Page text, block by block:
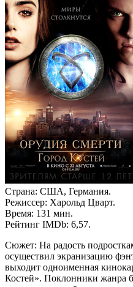
Страна: США, Германия.
Режиссер: Харольд Цварт.
Время: 131 мин.
Рейтинг IMDb: 6,57.
Сюжет: На радость
осуществил экранизацию
выходит одноименная
Костей». Поклонники жанра